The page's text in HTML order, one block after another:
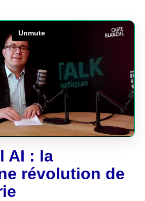
AI : la
révolution de